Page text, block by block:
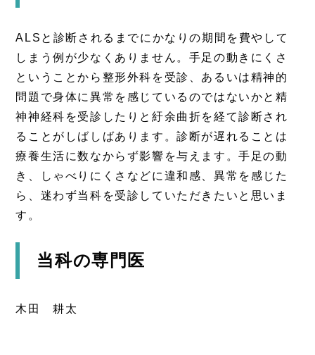
ALSと診断されるまでにかなりの期間を費やして
しまう例が少なくありません。手足の動きにくさ
ということから整形外科を受診、あるいは精神的
問題で身体に異常を感じているのではないかと精
神神経科を受診したりと紆余曲折を経て診断され
ることがしばしばあります。診断が遅れることは
療養生活に数なからず影響を与えます。手足の動
き、しゃべりにくさなどに違和感、異常を感じた
ら、迷わず当科を受診していただきたいと思いま
す。
当科の専門医
木田 耕太